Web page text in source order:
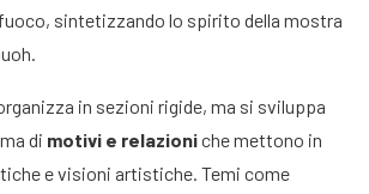
sintetizzando lo spirito della mostra
in sezioni rigide, ma si sviluppa
di motivi e relazioniche mettono in
e visioni artistiche. Temi come